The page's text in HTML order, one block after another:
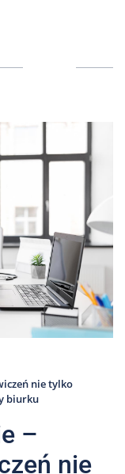
nie tylko
biurku
–
nie